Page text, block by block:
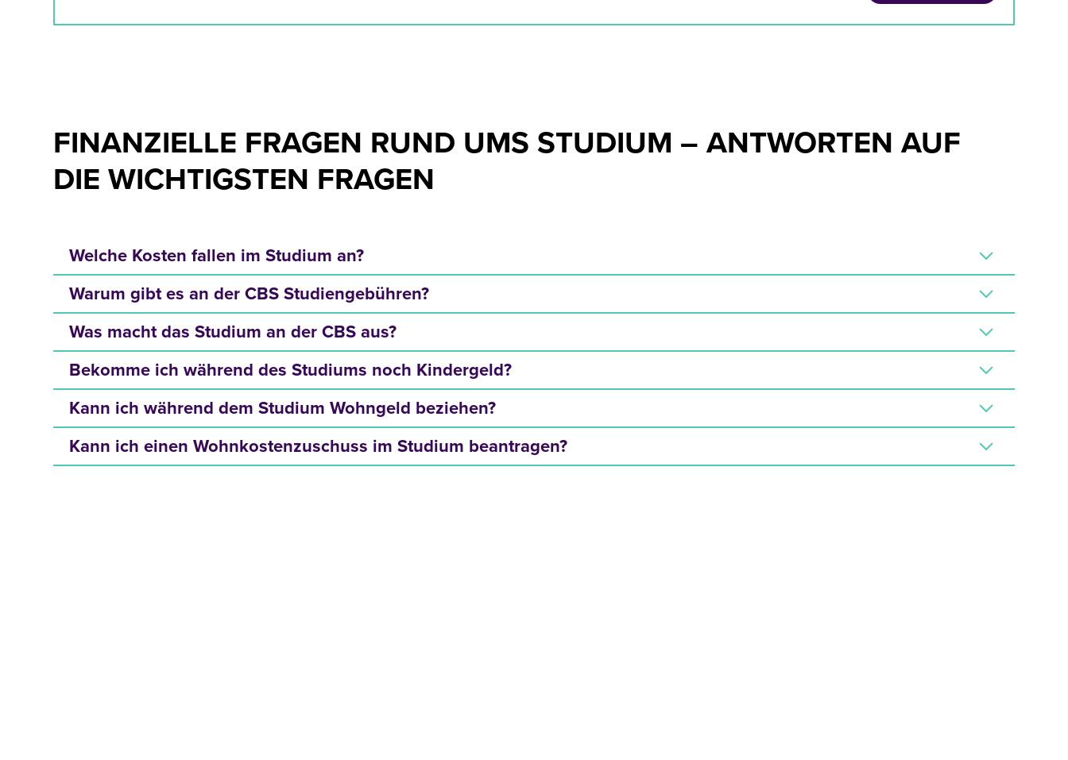
FINANZIELLE FRAGEN RUND UMS STUDIUM – ANTWORTEN AUF
DIE WICHTIGSTEN FRAGEN
Welche Kosten fallen im Studium an?
Warum gibt es an der CBS Studiengebühren?
Was macht das Studium an der CBS aus?
Bekomme ich während des Studiums noch Kindergeld?
Kann ich während dem Studium Wohngeld beziehen?
Kann ich einen Wohnkostenzuschuss im Studium beantragen?